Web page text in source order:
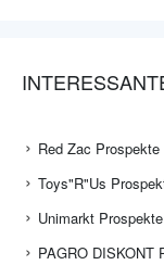
Red Zac Prospekte
Toys"R"Us
Unimarkt Prospekte
PAGRO DISKONT